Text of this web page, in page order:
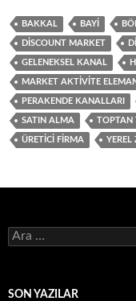
BAKKAL BAYI
DISCOUNT MARKET
GELENEKSEL KANAL
MARKET AKTIVITE
PERAKENDE KANALLARI
SATIN ALMA TOPTAN
ÜRETICI FIRMA YEREL
A
r
a
SON YAZILAR